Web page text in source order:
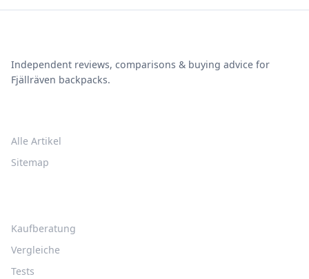
Independent reviews, comparisons & buying advice for
Fjällräven backpacks.
Alle Artikel
Sitemap
Kaufberatung
Vergleiche
Tests